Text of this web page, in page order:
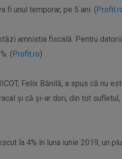
fi unul temporar, pe 5 ani. (
amnistia fiscală. Pentru
(Profit.ro)
Felix Bănilă, a spus că nu
şi că şi-ar dori, din tot
la 4% în luna iunie 2019, un